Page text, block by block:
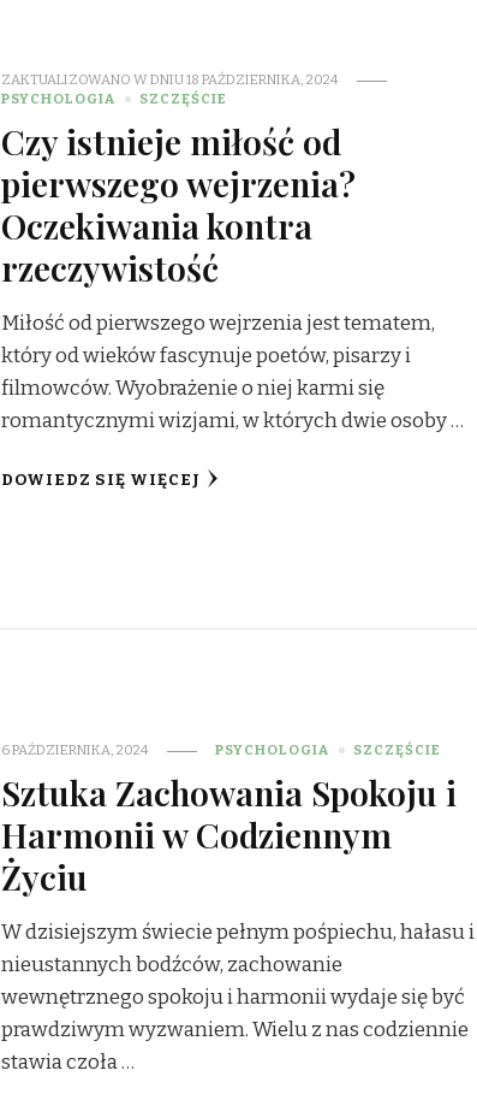
ZAKTUALIZOWANO W DNIU18 PAŹDZIERNIKA, 2024
PSYCHOLOGIA
SZCZĘŚCIE
Czy istnieje miłość od
pierwszego wejrzenia?
Oczekiwania kontra
rzeczywistość
Miłość od pierwszego wejrzenia jest tematem,
który od wieków fascynuje poetów, pisarzy i
filmowców. Wyobrażenie o niej karmi się
romantycznymi wizjami, w których dwie osoby …
DOWIEDZ SIĘ WIĘCEJ
6 PAŹDZIERNIKA, 2024 PSYCHOLOGIA SZCZĘŚCIE
Sztuka Zachowania Spokoju i
Harmonii w Codziennym
Życiu
W dzisiejszym świecie pełnym pośpiechu, hałasu i
nieustannych bodźców, zachowanie
wewnętrznego spokoju i harmonii wydaje się być
prawdziwym wyzwaniem. Wielu z nas codziennie
stawia czoła …